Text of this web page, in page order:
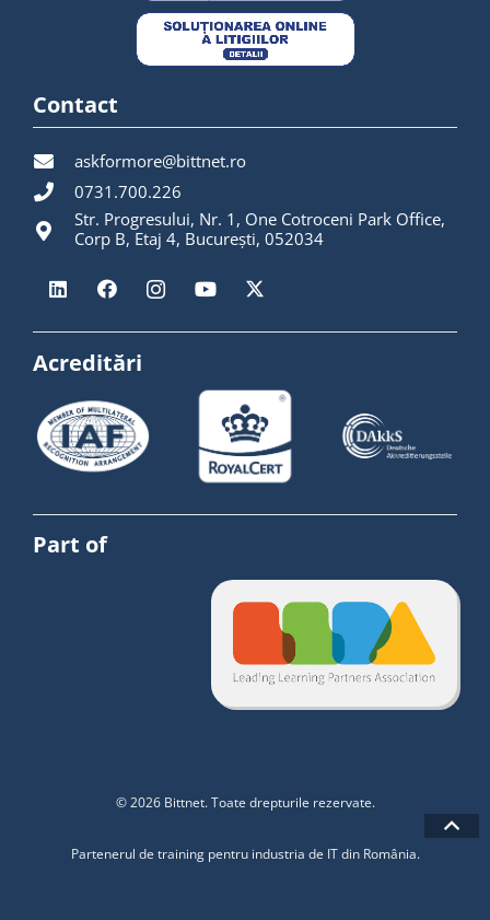
Contact
askformore@bittnet.ro
0731.700.226
Str. Progresului, Nr. 1, One Cotroceni Park Office,
Corp B, Etaj 4, București, 052034
Acreditări
Part of
© 2026 Bittnet. Toate drepturile rezervate.
Partenerul de training pentru industria de IT din România.